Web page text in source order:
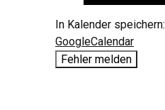
In Kalender speichern:
GoogleCalendar
Fehler melden